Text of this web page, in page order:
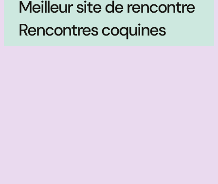
Meilleur site de rencontre
Rencontres coquines